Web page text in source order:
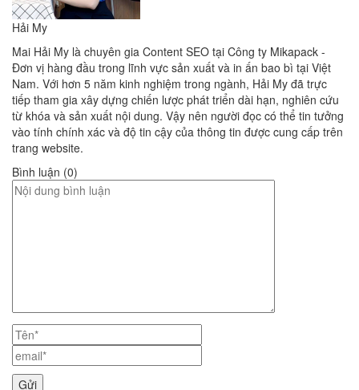
Hải My
Mai Hải My là chuyên gia Content SEO tại Công ty Mikapack -
Đơn vị hàng đầu trong lĩnh vực sản xuất và in ấn bao bì tại Việt
Nam. Với hơn 5 năm kinh nghiệm trong ngành, Hải My đã trực
tiếp tham gia xây dựng chiến lược phát triển dài hạn, nghiên cứu
từ khóa và sản xuất nội dung. Vậy nên người đọc có thể tin tưởng
vào tính chính xác và độ tin cậy của thông tin được cung cấp trên
trang website.
Bình luận (0)